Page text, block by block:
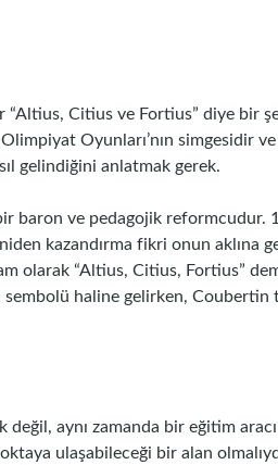
Citius ve Fortius” diye bir
Oyunları’nın simgesidir
gelindiğini anlatmak gerek.
baron ve pedagojik reformcudur.
kazandırma fikri onun aklına
olarak “Altius, Citius, Fortius”
haline gelirken, Coubertin
aynı zamanda bir eğitim
ulaşabileceği bir alan